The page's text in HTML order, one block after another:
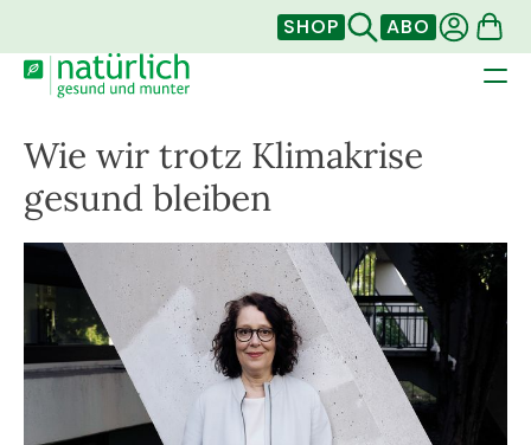
SHOP ABO
Wie wir trotz Klimakrise
gesund bleiben